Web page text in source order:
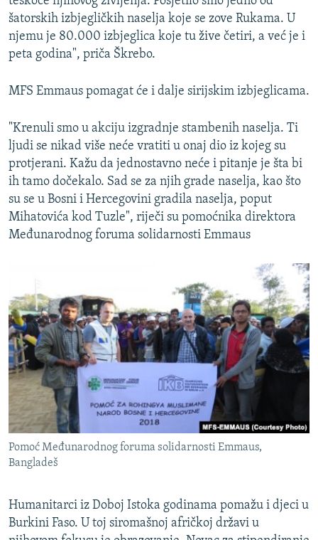
šatorskih izbjegličkih naselja koje se zove Rukama. U
njemu je 80.000 izbjeglica koje tu žive četiri, a već je i
peta godina", priča Škrebo.
MFS Emmaus pomagat će i dalje sirijskim izbjeglicama.
"Krenuli smo u akciju izgradnje stambenih naselja. Ti
ljudi se nikad više neće vratiti u onaj dio iz kojeg su
protjerani. Kažu da jednostavno neće i pitanje je šta bi
ih tamo dočekalo. Sad se za njih grade naselja, kao što
su se u Bosni i Hercegovini gradila naselja, poput
Mihatovića kod Tuzle", riječi su pomoćnika direktora
Međunarodnog foruma solidarnosti Emmaus
Pomoć Međunarodnog foruma solidarnosti Emmaus,
Bangladeš
Humanitarci iz Doboj Istoka godinama pomažu i djeci u
Burkini Faso. U toj siromašnoj afričkoj državi u